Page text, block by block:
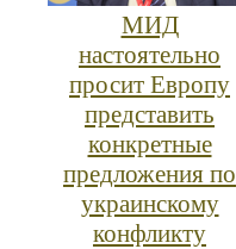
МИД
настоятельно
просит Европу
представить
конкретные
предложения по
украинскому
конфликту